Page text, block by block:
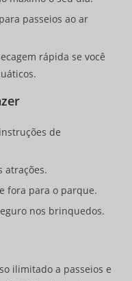
passeios ao ar
rápida se você
de
atrações.
fora para o parque.
nos brinquedos.
ilimitado a passeios e